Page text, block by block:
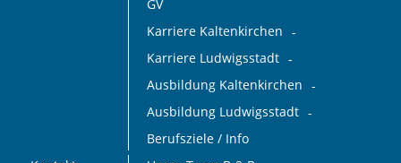
GV
Karriere Kaltenkirchen
Karriere Ludwigsstadt
Ausbildung Kaltenkirchen
Ausbildung Ludwigsstadt
Berufsziele / Info